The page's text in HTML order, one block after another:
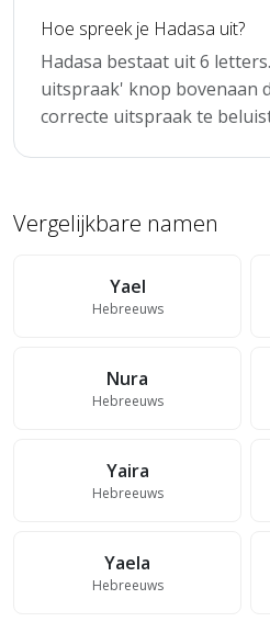
Hoe spreek je Hadasa uit?
Hadasa bestaat uit 6
uitspraak' knop bovenaan
correcte uitspraak te
Vergelijkbare namen
Yael
Hebreeuws
Nura
Hebreeuws
Yaira
Hebreeuws
Yaela
Hebreeuws